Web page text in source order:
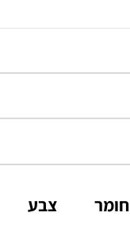
חומר
צבע